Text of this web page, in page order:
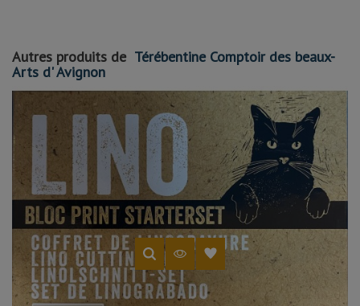
Autres produits de Térébentine Comptoir des beaux-
Arts d' Avignon